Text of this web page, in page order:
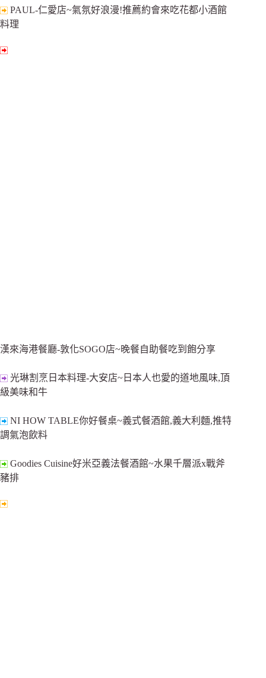
PAUL-仁愛店~氣氛好浪漫!推薦約會來吃花都小酒館
料理
漢來海港餐廳-敦化SOGO店~晚餐自助餐吃到飽分享
光琳割烹日本料理-大安店~日本人也愛的道地風味,頂
級美味和牛
NI HOW TABLE你好餐桌~義式餐酒館,義大利麵,推特
調氣泡飲料
Goodies Cuisine好米亞義法餐酒館~水果千層派x戰斧
豬排